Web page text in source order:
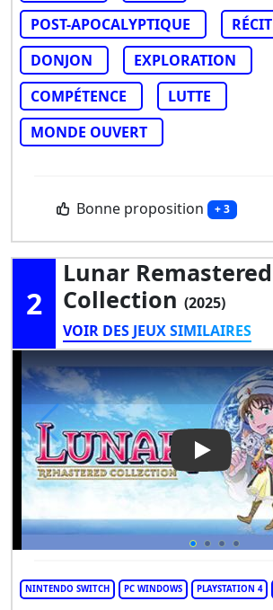
POST-APOCALYPTIQUE
RÉCIT
DONJON
EXPLORATION
COMPÉTENCE
LUTTE
MONDE OUVERT
Bonne proposition + 3
2
Lunar Remastered
Collection (2025)
VOIR DES JEUX SIMILAIRES
Play
NINTENDO SWITCH PC WINDOWS PLAYSTATION 4